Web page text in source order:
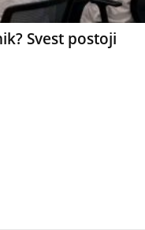
Svest postoji